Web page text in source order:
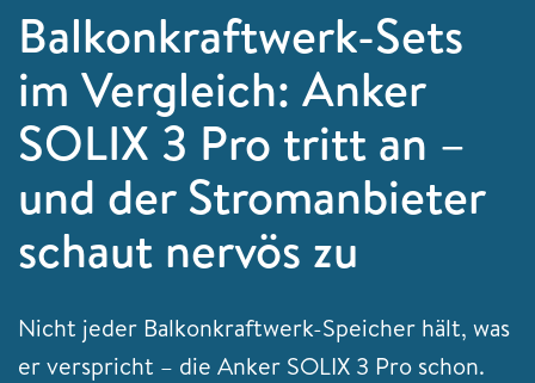
Balkonkraftwerk-Sets
im Vergleich: Anker
SOLIX 3 Pro tritt an –
und der Stromanbieter
schaut nervös zu
Nicht jeder Balkonkraftwerk-Speicher hält, was
er verspricht – die Anker SOLIX 3 Pro schon.